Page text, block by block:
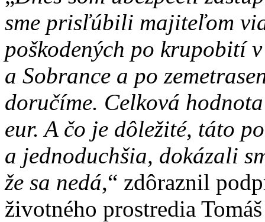
sme prisľúbili majiteľom
poškodených po krupobití
a Sobrance a po
doručíme. Celková
eur. A čo je dôležité, táto
a jednoduchšia, dokázali
že sa nedá,“ zdôraznil
životného prostredia